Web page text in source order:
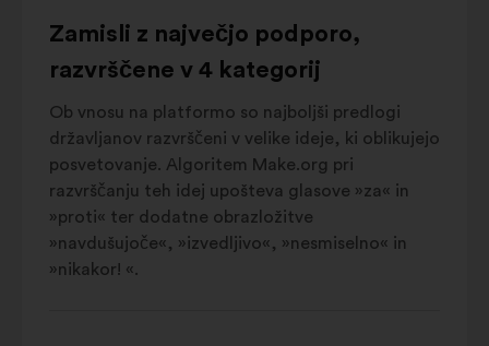
Zamisli z največjo podporo,
razvrščene v 4 kategorij
Ob vnosu na platformo so najboljši predlogi
državljanov razvrščeni v velike ideje, ki oblikujejo
posvetovanje. Algoritem Make.org pri
razvrščanju teh idej upošteva glasove »za« in
»proti« ter dodatne obrazložitve
»navdušujoče«, »izvedljivo«, »nesmiselno« in
»nikakor! «.